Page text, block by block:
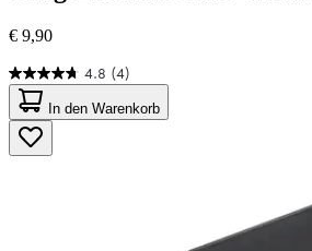
€ 9,90
4.8 (4)
4.8
von
5
Sternen.
4
In den Warenkorb